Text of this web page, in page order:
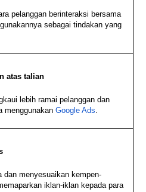
pelanggan berinteraksi bersama
sebagai tindakan yang
atas talian
lebih ramai pelanggan dan
menggunakanGoogle Ads
dan menyesuaikan kempen-
iklan-iklan kepada para